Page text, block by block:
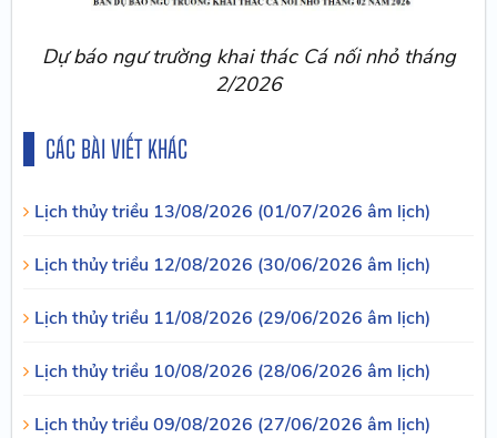
Dự báo ngư trường khai thác Cá nối nhỏ tháng
2/2026
CÁC BÀI VIẾT KHÁC
Lịch thủy triều 13/08/2026 (01/07/2026 âm lịch)
Lịch thủy triều 12/08/2026 (30/06/2026 âm lịch)
Lịch thủy triều 11/08/2026 (29/06/2026 âm lịch)
Lịch thủy triều 10/08/2026 (28/06/2026 âm lịch)
Lịch thủy triều 09/08/2026 (27/06/2026 âm lịch)